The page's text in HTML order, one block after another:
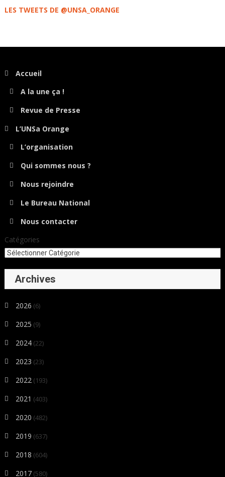
LES TWEETS DE @UNSA_ORANGE
Accueil
A la une ça !
Revue de Presse
L’UNSa Orange
L’organisation
Qui sommes nous ?
Nous rejoindre
Le Bureau National
Nous contacter
Catégories
Archives
2026 (6)
2025 (9)
2024 (22)
2023 (23)
2022 (193)
2021 (403)
2020 (482)
2019 (637)
2018 (604)
2017 (580)